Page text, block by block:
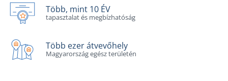
Több, mint 10 ÉV
tapasztalat és megbízhatóság
Több ezer átvevőhely
Magyarország egész területén